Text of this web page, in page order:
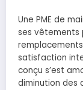
Une PME de
ses vêtements
satisfaction
conçu s’est
diminution des